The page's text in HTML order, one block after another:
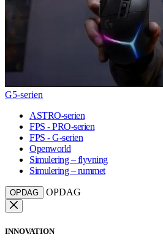
G5-serien
ASTRO-serien
FPS - PRO-serien
FPS - G-serien
Openworld
Simulering – flyvning
Simulering – rummet
OPDAG OPDAG
INNOVATION